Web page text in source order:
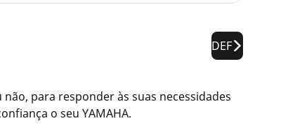
DEF
para responder às suas necessidades
o seu YAMAHA.